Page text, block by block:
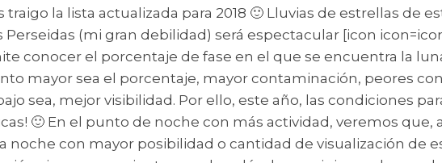
la lista actualizada para 2018 🙂 Lluvias de estrellas de
Perseidas (mi gran debilidad) será espectacular [icon
conocer el porcentaje de fase en el que se encuentra la
mayor sea el porcentaje, mayor contaminación, peores
sea, mejor visibilidad. Por ello, este año, las condiciones
🙂 En el punto de noche con más actividad, veremos
noche con mayor posibilidad o cantidad de visualización de